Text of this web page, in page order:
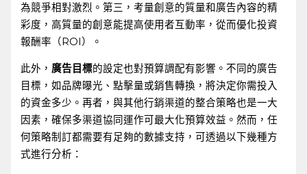
為競爭相對激烈。第三，考量創意的質量和廣告內容的精
彩度，高質量的創意能提高使用者互動率，從而優化投資
報酬率（ROI）。
此外，廣告目標的設定也對預算調配有影響。不同的廣告
目標，如品牌曝光、點擊量或銷售轉換，將決定你需投入
的資金多少。再者，與其他行銷渠道的整合策略也是一大
因素，確保多渠道協同運作可最大化預算效益。然而，任
何策略制訂都需要有足夠的數據支持，可透過以下幾種方
式進行分析：